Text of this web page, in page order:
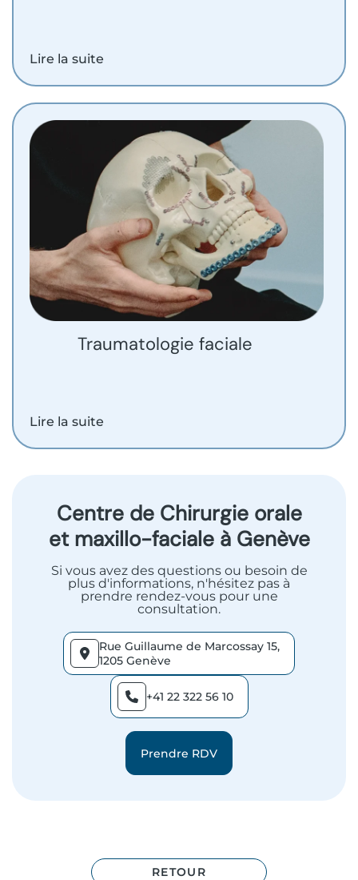
Lire la suite
Traumatologie faciale
Lire la suite
Centre de Chirurgie orale
et maxillo-faciale à Genève
Si vous avez des questions ou besoin de
plus d'informations, n'hésitez pas à
prendre rendez-vous pour une
consultation.
Rue Guillaume de Marcossay 15,
1205 Genève
+41 22 322 56 10
Prendre RDV
RETOUR